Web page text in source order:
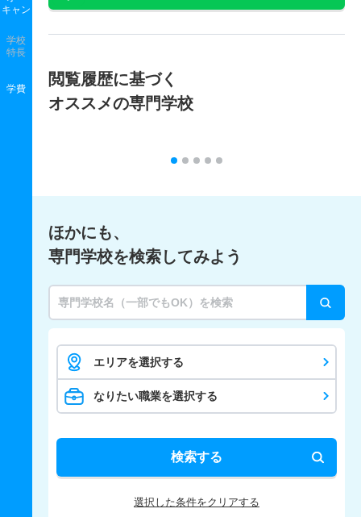
キャン
学校
特長
学費
閲覧履歴に基づく
オススメの専門学校
ほかにも、
専門学校を検索してみよう
エリアを選択する
なりたい職業を選択する
検索する
選択した条件をクリアする